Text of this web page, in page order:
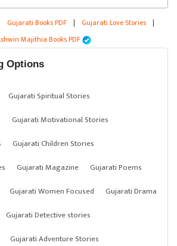
Gujarati Books PDF | Gujarati Love Stories |
Majithia Books PDF
Options
Gujarati Spiritual Stories
Gujarati Motivational Stories
Gujarati Children Stories
Gujarati Magazine
Gujarati Poems
Gujarati Women Focused
Gujarati Drama
Gujarati Detective stories
Gujarati Adventure Stories